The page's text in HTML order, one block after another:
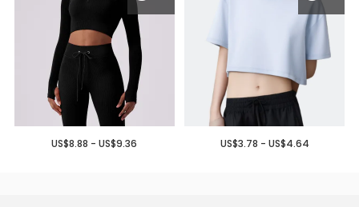
US$3.78 - US$4.64
US$8.88 - US$9.36